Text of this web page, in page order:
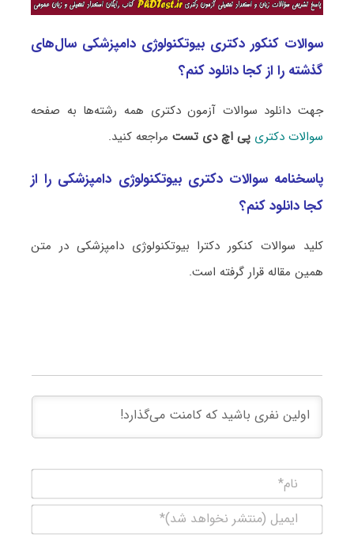
سوالات کنکور دکتری بیوتکنولوژی دامپزشکی سال‌های
گذشته را از کجا دانلود کنم؟
جهت دانلود سوالات آزمون دکتری همه رشته‌ها به صفحه
سوالات دکتری پی اچ دی تستمراجعه کنید.
پاسخنامه سوالات دکتری بیوتکنولوژی دامپزشکی را از
کجا دانلود کنم؟
کلید سوالات کنکور دکترا بیوتکنولوژی دامپزشکی در متن
همین مقاله قرار گرفته است.
(منتشر